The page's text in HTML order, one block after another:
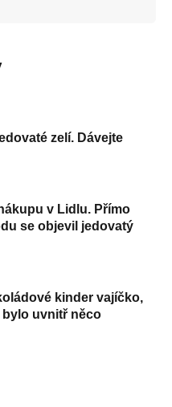
zelí. Dávejte
v Lidlu. Přímo
se objevil jedovatý
kinder vajíčko,
uvnitř něco